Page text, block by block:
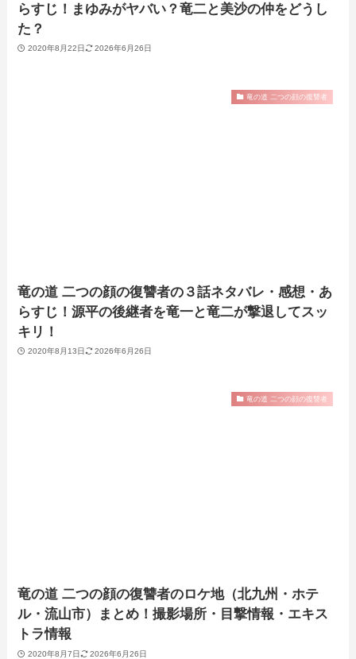
らすじ！まゆみがヤバい？竜二と美沙の仲をどうし
た？
2020年8月22日 2026年6月26日
竜の道 二つの顔の復讐者
竜の道 二つの顔の復讐者の３話ネタバレ・感想・あ
らすじ！源平の後継者を竜一と竜二が撃退してスッ
キリ！
2020年8月13日 2026年6月26日
竜の道 二つの顔の復讐者
竜の道 二つの顔の復讐者のロケ地（北九州・ホテ
ル・流山市）まとめ！撮影場所・目撃情報・エキス
トラ情報
2020年8月7日 2026年6月26日